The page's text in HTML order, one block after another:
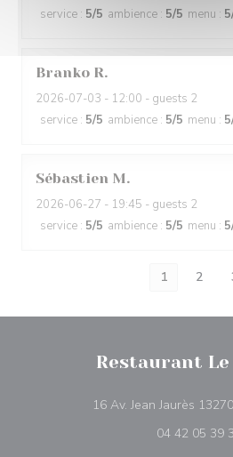
service : 5/5 ambience : 5/5 menu : 5
Branko R
2026-07-03 - 12:00 - guests 2
service : 5/5 ambience : 5/5 menu : 5
Sébastien M
2026-06-27 - 19:45 - guests 2
service : 5/5 ambience : 5/5 menu : 5
1 2
Restaurant Le
16 Av. Jean Jaurès
04 42 05 39